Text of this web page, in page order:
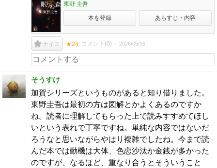
東野 圭吾
本を登録 あらすじ・内容
ナイス ★24 コメント(0) 2026/05/16
そうすけ
加賀シリーズというものがあると知り借りました。
東野圭吾は最初の方は図解とかよくあるのですか
ね。読者に理解してもらった上で読みすすめてほし
いという表れで丁寧ですね。単純な内容ではないだ
ろうなと思いながらやはり複雑でしたね。今まで読
んだ本では動機は大体、色恋沙汰か金銭が多かった
のですが、なるほど、重なり合うとそういうこと